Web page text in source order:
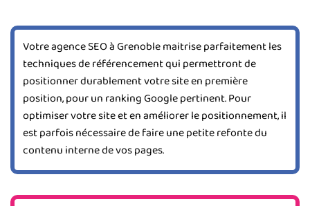
Votre agence SEO à Grenoble maitrise parfaitement les
techniques de référencement qui permettront de
positionner durablement votre site en première
position, pour un ranking Google pertinent. Pour
optimiser votre site et en améliorer le positionnement, il
est parfois nécessaire de faire une petite refonte du
contenu interne de vos pages.